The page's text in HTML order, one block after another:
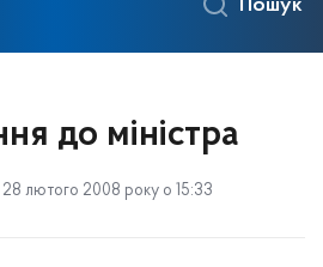
Пошук
до міністра
28 лютого 2008 року о 15:33